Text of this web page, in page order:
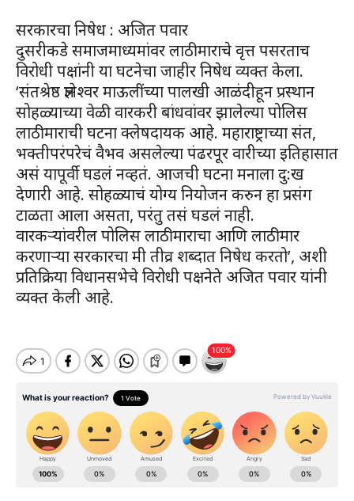
सरकारचा निषेध : अजित पवार
दुसरीकडे समाजमाध्यमांवर लाठीमाराचे वृत्त पसरताच
विरोधी पक्षांनी या घटनेचा जाहीर निषेध व्यक्त केला.
‘संतश्रेष्ठ ज्ञानेश्वर माऊलींच्या पालखी आळंदीहून प्रस्थान
सोहळ्याच्या वेळी वारकरी बांधवांवर झालेल्या पोलिस
लाठीमाराची घटना क्लेषदायक आहे. महाराष्ट्राच्या संत,
भक्तीपरंपरेचं वैभव असलेल्या पंढरपूर वारीच्या इतिहासात
असं यापूर्वी घडलं नव्हतं. आजची घटना मनाला दु:ख
देणारी आहे. सोहळ्याचं योग्य नियोजन करुन हा प्रसंग
टाळता आला असता, परंतु तसं घडलं नाही.
वारकऱ्यांवरील पोलिस लाठीमाराचा आणि लाठीमार
करणाऱ्या सरकारचा मी तीव्र शब्दात निषेध करतो’, अशी
प्रतिक्रिया विधानसभेचे विरोधी पक्षनेते अजित पवार यांनी
व्यक्त केली आहे.